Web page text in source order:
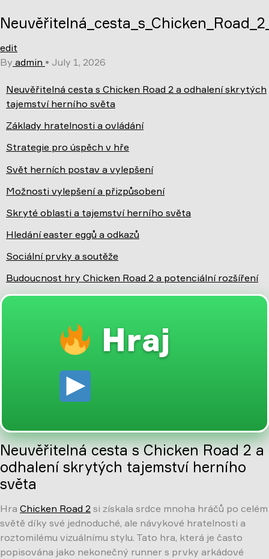
to
edit
By admin • July 1, 2026
Neuvěřitelná cesta s Chicken Road 2 a odhalení skrytých
tajemství herního světa
Základy hratelnosti a ovládání
Strategie pro úspěch v hře
Svět herních postav a vylepšení
Možnosti vylepšení a přizpůsobení
Skryté oblasti a tajemství herního světa
Hledání easter eggů a odkazů
Sociální prvky a soutěže
Budoucnost hry Chicken Road 2 a potenciální rozšíření
Hraj
Neuvěřitelná cesta s Chicken Road 2 a
odhalení skrytých tajemství herního
světa
Hra Chicken Road 2 si získala srdce mnoha hráčů po celém
světě díky své jednoduché, ale návykové hratelnosti a
roztomilému vizuálnímu stylu. Tato hra, která je často
popisována jako nekonečný runner s prvky arkádové